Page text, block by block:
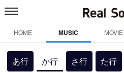
HOME MUSIC MOVIE
あ行 か行 さ行 た行